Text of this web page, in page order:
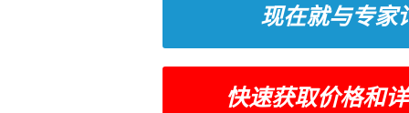
现在就与专家
快速获取价格和